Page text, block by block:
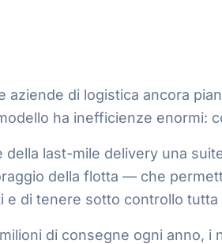
aziende di logistica ancora
ha inefficienze enormi:
della last-mile delivery una
della flotta — che
e di tenere sotto controllo
di consegne ogni anno, i